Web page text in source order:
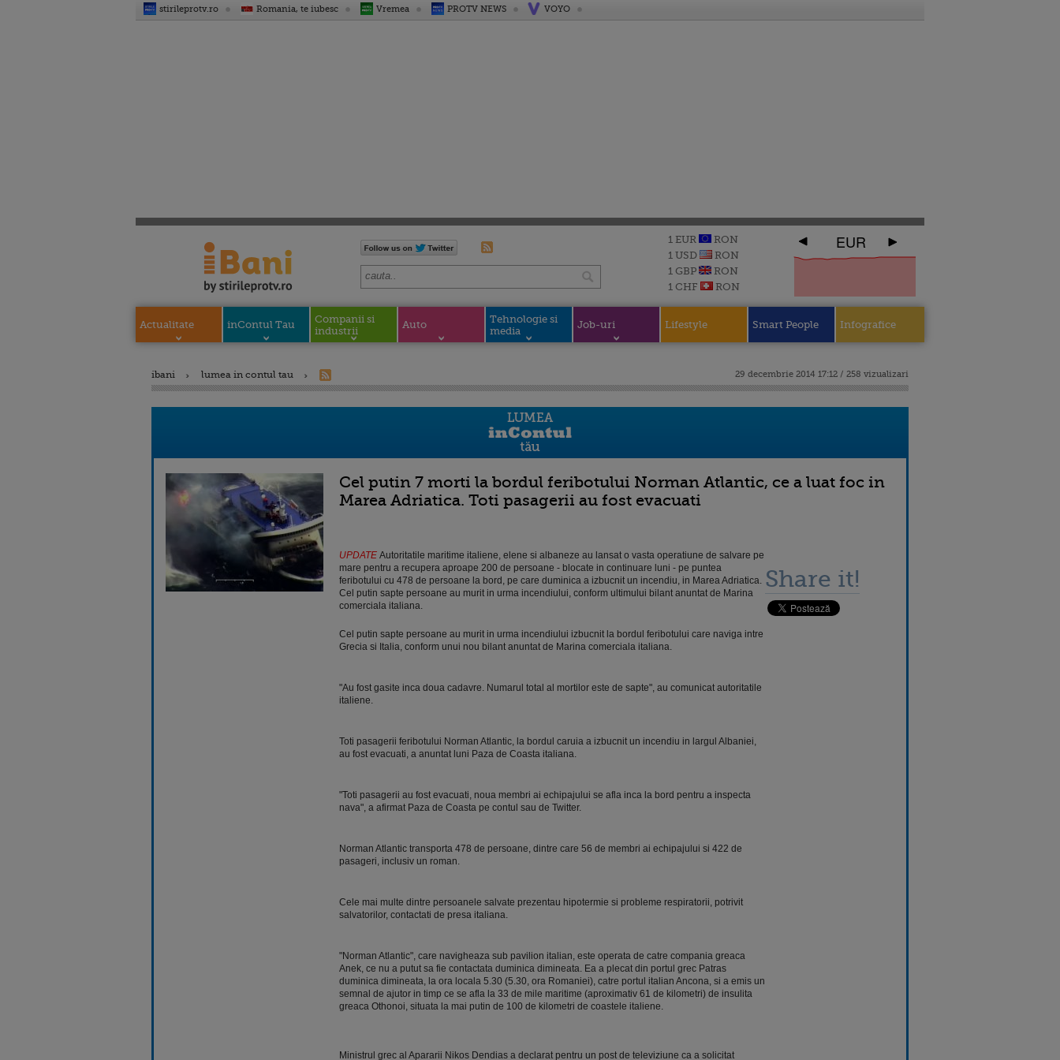
stirileprotv.ro Romania, te iubesc Vremea PROTV NEWS VOYO
1 EUR
RON
1 USD
RON
1 GBP
RON
1 CHF
RON
EUR
Actualitate inContul Tau
Companii si
industrii
Auto
Tehnologie si
media
Job-uri Lifestyle Smart People Infografice
ibani lumea in contul tau 29 decembrie 2014 17:12 / 258 vizualizari
Cel putin 7 morti la bordul feribotului Norman Atlantic, ce a luat foc in
Marea Adriatica. Toti pasagerii au fost evacuati
UPDATE Autoritatile maritime italiene, elene si albaneze au lansat o vasta operatiune de salvare pe
mare pentru a recupera aproape 200 de persoane - blocate in continuare luni - pe puntea
feribotului cu 478 de persoane la bord, pe care duminica a izbucnit un incendiu, in Marea Adriatica.
Cel putin sapte persoane au murit in urma incendiului, conform ultimului bilant anuntat de Marina
comerciala italiana.
Cel putin sapte persoane au murit in urma incendiului izbucnit la bordul feribotului care naviga intre
Grecia si Italia, conform unui nou bilant anuntat de Marina comerciala italiana.
"Au fost gasite inca doua cadavre. Numarul total al mortilor este de sapte", au comunicat autoritatile
italiene.
Toti pasagerii feribotului Norman Atlantic, la bordul caruia a izbucnit un incendiu in largul Albaniei,
au fost evacuati, a anuntat luni Paza de Coasta italiana.
"Toti pasagerii au fost evacuati, noua membri ai echipajului se afla inca la bord pentru a inspecta
nava", a afirmat Paza de Coasta pe contul sau de Twitter.
Norman Atlantic transporta 478 de persoane, dintre care 56 de membri ai echipajului si 422 de
pasageri, inclusiv un roman.
Cele mai multe dintre persoanele salvate prezentau hipotermie si probleme respiratorii, potrivit
salvatorilor, contactati de presa italiana.
"Norman Atlantic", care navigheaza sub pavilion italian, este operata de catre compania greaca
Anek, ce nu a putut sa fie contactata duminica dimineata. Ea a plecat din portul grec Patras
duminica dimineata, la ora locala 5.30 (5.30, ora Romaniei), catre portul italian Ancona, si a emis un
semnal de ajutor in timp ce se afla la 33 de mile maritime (aproximativ 61 de kilometri) de insulita
greaca Othonoi, situata la mai putin de 100 de kilometri de coastele italiene.
Ministrul grec al Apararii Nikos Dendias a declarat pentru un post de televiziune ca a solicitat
Share it!